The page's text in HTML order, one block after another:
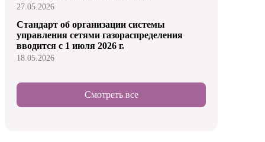
27.05.2026
Стандарт об организации системы
управления сетями газораспределения
вводится с 1 июля 2026 г.
18.05.2026
Смотреть все